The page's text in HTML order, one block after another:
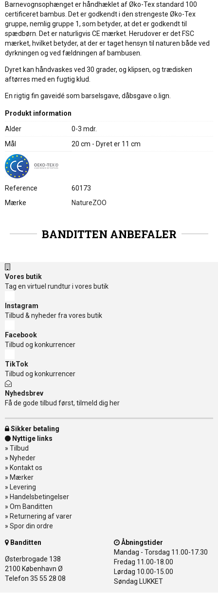
Barnevognsophænget er håndhæklet af Øko-Tex standard 100
certificeret bambus. Det er godkendt i den strengeste Øko-Tex
gruppe, nemlig gruppe 1, som betyder, at det er godkendt til
spædbørn. Det er naturligvis CE mærket. Herudover er det FSC
mærket, hvilket betyder, at der er taget hensyn til naturen både ved
dyrkningen og ved fældningen af bambusen.
Dyret kan håndvaskes ved 30 grader, og klipsen, og trædisken
aftørres med en fugtig klud.
En rigtig fin gaveidé som barselsgave, dåbsgave o.lign.
Produkt information
Alder
0-3 mdr.
Mål
20 cm - Dyret er 11 cm
Reference
60173
Mærke
NatureZOO
BANDITTEN ANBEFALER
Vores butik
Tag en virtuel rundtur i vores butik
Instagram
Tilbud & nyheder fra vores butik
Facebook
Tilbud og konkurrencer
TikTok
Tilbud og konkurrencer
Nyhedsbrev
Få de gode tilbud først, tilmeld dig her
Sikker betaling
Nyttige links
» Tilbud
» Nyheder
» Kontakt os
» Mærker
» Levering
» Handelsbetingelser
» Om Banditten
» Returnering af varer
» Spor din ordre
Banditten
Østerbrogade 138
2100 København Ø
Telefon 35 55 28 08
Åbningstider
Mandag - Torsdag 11.00-17.30
Fredag 11.00-18.00
Lørdag 10.00-15.00
Søndag LUKKET